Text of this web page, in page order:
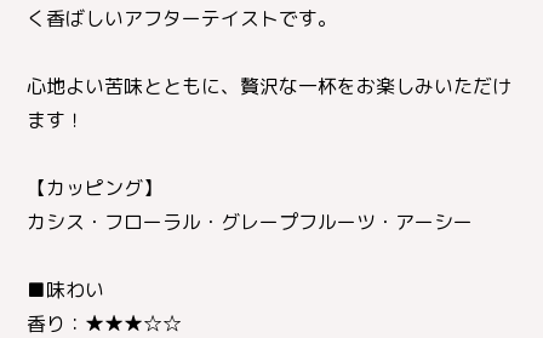
く香ばしいアフターテイストです。
心地よい苦味とともに、贅沢な一杯をお楽しみいただけ
ます！
【カッピング】
カシス・フローラル・グレープフルーツ・アーシー
■味わい
香り：★★★☆☆